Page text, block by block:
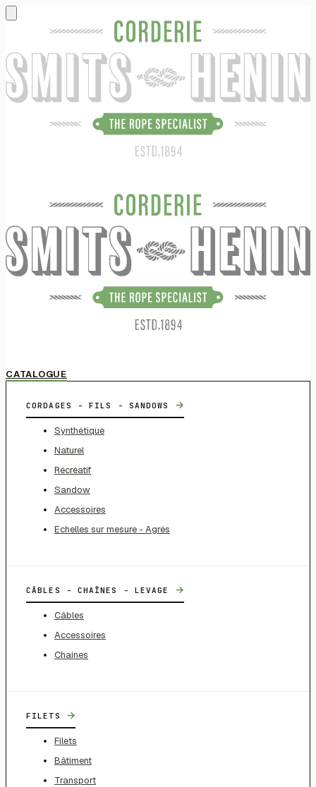
CATALOGUE
CORDAGES - FILS - SANDOWS →
Synthétique
Naturel
Récréatif
Sandow
Accessoires
Echelles sur mesure - Agrès
CÂBLES - CHAÎNES - LEVAGE →
Câbles
Accessoires
Chaines
FILETS →
Filets
Bâtiment
Transport